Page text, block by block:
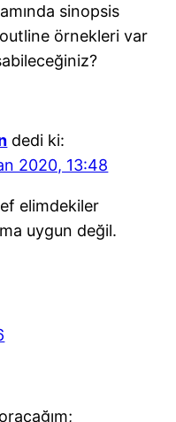
sinopsis
örnekleri var
dedi ki:
2020, 13:48
elimdekiler
uygun değil.